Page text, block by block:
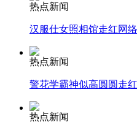
纽约上演“枕头大战”
司机酒驾遇交警 急速倒
热点新闻
汉服仕女照相馆走红网络
热点新闻
警花学霸神似高圆圆走红
热点新闻